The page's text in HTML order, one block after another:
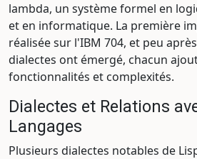
lambda, un système formel en
et en informatique. La première
réalisée sur l'IBM 704, et peu
dialectes ont émergé, chacun
fonctionnalités et complexités.
Dialectes et Relations
Langages
Plusieurs dialectes notables de